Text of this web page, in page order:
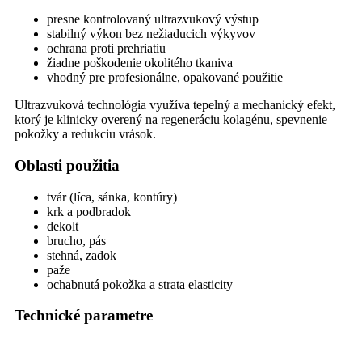
presne kontrolovaný ultrazvukový výstup
stabilný výkon bez nežiaducich výkyvov
ochrana proti prehriatiu
žiadne poškodenie okolitého tkaniva
vhodný pre profesionálne, opakované použitie
Ultrazvuková technológia využíva tepelný a mechanický efekt,
ktorý je klinicky overený na regeneráciu kolagénu, spevnenie
pokožky a redukciu vrások.
Oblasti použitia
tvár (líca, sánka, kontúry)
krk a podbradok
dekolt
brucho, pás
stehná, zadok
paže
ochabnutá pokožka a strata elasticity
Technické parametre